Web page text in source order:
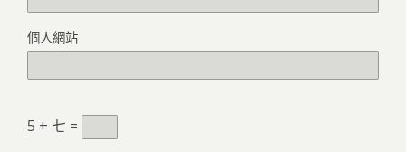
個人網站
5 + 七 =